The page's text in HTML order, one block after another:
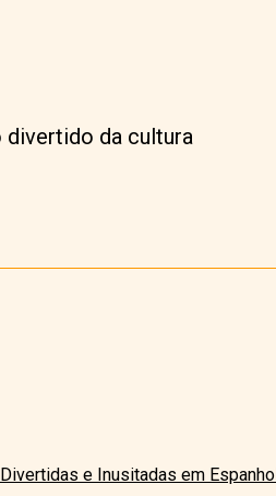
divertido da cultura
e Inusitadas em Espanhol